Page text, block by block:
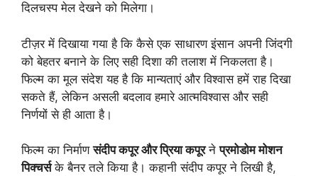
दिलचस्प मेल देखने को मिलेगा।
टीज़र में दिखाया गया है कि कैसे एक साधारण इंसान अपनी जिंदगी
को बेहतर बनाने के लिए सही दिशा की तलाश में निकलता है।
फिल्म का मूल संदेश यह है कि मान्यताएं और विश्वास हमें राह दिखा
सकते हैं, लेकिन असली बदलाव हमारे आत्मविश्वास और सही
निर्णयों से ही आता है।
फिल्म का निर्माणसंदीप कपूर और प्रिया कपूरनेप्रमोडोम मोशन
पिक्चर्सके बैनर तले किया है। कहानी संदीप कपूर ने लिखी है,